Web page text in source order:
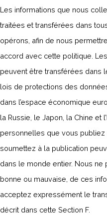
Les informations que nous
traitées et transférées dans
opérons, afin de nous
accord avec cette politique.
peuvent être transférées dans
lois de protections des
dans l’espace économique
la Russie, le Japon, la Chine et
personnelles que vous
soumettez à la publication
dans le monde entier. Nous ne
bonne ou mauvaise, de ces
acceptez expressément le
décrit dans cette Section F.